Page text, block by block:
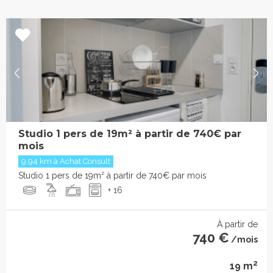
Studio 1 pers de 19m² à partir de 740€ par
mois
9.94 km à Achat Consult
Studio 1 pers de 19m² à partir de 740€ par mois
+ 16
À partir de
740 € /mois
19 m2